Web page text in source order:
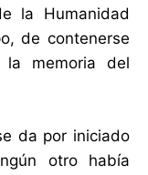
la Humanidad
de contenerse
memoria del
da por iniciado
otro había